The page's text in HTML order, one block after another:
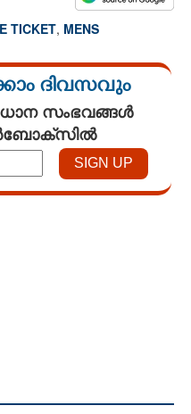
TICKET, MENS
ദിവസവും
സംഭവങ്ങൾ